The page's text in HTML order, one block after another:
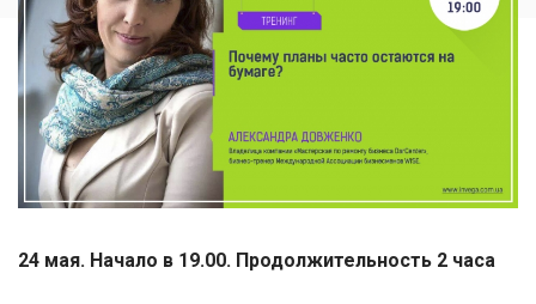
24 мая. Начало в 19.00. Продолжительность 2 часа